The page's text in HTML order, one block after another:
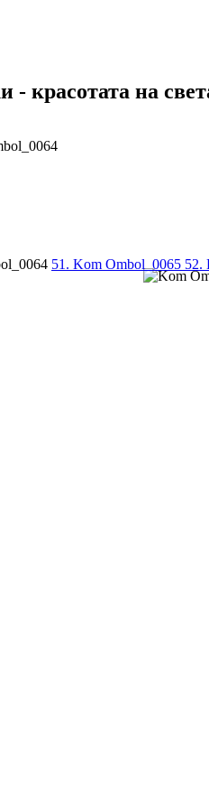
красотата на
51. Kom Ombol_0065 52.